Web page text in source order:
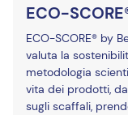
ECO-
ECO-SCORE® by
valuta la
metodologia
vita dei prodotti,
sugli scaffali,